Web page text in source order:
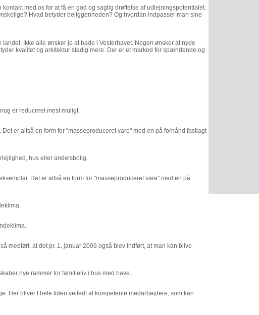
med os for at få en god og saglig drøftelse af udlejningspotentialet.
Hvad betyder beliggenheden? Og hvordan indpasser man sine
Ikke alle ønsker jo at bade i Vesterhavet. Nogen ønsker at nyde
kvalitet og arkitektur stadig mere. Der er et marked for spændende og
er reduceret mest muligt.
er altså en form for "masseproduceret vare" med en på forhånd fastlagt
hus eller andelsbolig.
Det er altså en form for "masseproduceret vare" med en på
medført, at det pr. 1. januar 2006 også blev indført, at man kan blive
nye rammer for familieliv i hus med have.
Her bliver I hele tiden vejledt af kompetente medarbejdere, som kan